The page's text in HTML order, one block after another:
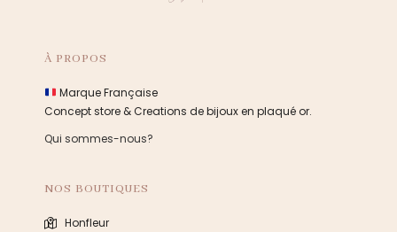
À PROPOS
Marque Française
Concept store & Creations de bijoux en plaqué or.
Qui sommes-nous?
NOS BOUTIQUES
Honfleur